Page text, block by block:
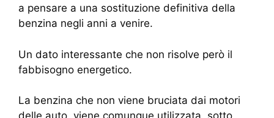
a pensare a una sostituzione definitiva della
benzina negli anni a venire.
Un dato interessante che non risolve però il
fabbisogno energetico.
La benzina che non viene bruciata dai motori
delle auto, viene comunque utilizzata, sotto